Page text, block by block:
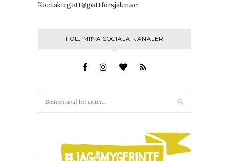
Kontakt: gott@gottforsjalen.se
FÖLJ MINA SOCIALA KANALER